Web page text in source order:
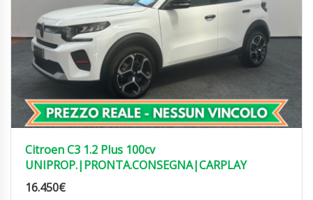
Citroen C3 1.2 Plus 100cv
UNIPROP.|PRONTA.CONSEGNA|CARPLAY
16.450€